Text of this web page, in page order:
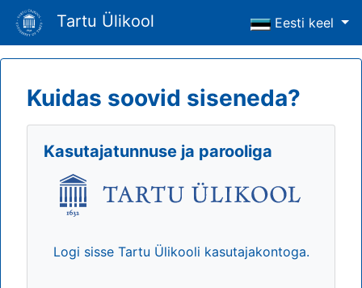
Tartu Ülikool Eesti keel
Kuidas soovid siseneda?
Kasutajatunnuse ja parooliga
Logi sisse Tartu Ülikooli kasutajakontoga.